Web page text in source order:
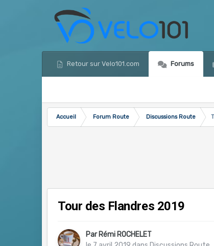
Retour sur Velo101.com Forums
Accueil Forum Route Discussions Route
Tour des Flandres 2019
Par Rémi ROCHELET